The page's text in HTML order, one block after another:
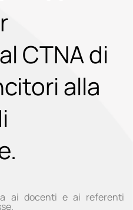
CTNA di
alla
ai docenti e ai referenti